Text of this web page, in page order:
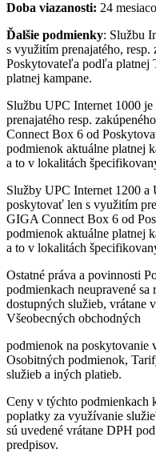
Doba viazanosti: 24
Ďalšie podmienky: Službu
s využitím prenajatého, resp.
Poskytovateľa podľa platnej
platnej kampane.
Službu UPC Internet 1000
prenajatého resp.
Connect Box 6 od
podmienok aktuálne platnej
a to v lokalitách
Služby UPC Internet 1200 a
poskytovať len s využitím
GIGA Connect Box 6 od
podmienok aktuálne platnej
a to v lokalitách
Ostatné práva a povinnosti
podmienkach neupravené
dostupných služieb, vrátane
Všeobecných obchodných
podmienok na poskytovanie
Osobitných podmienok,
služieb a iných platieb.
Ceny v týchto podmienkach
poplatky za využívanie
sú uvedené vrátane DPH
predpisov.